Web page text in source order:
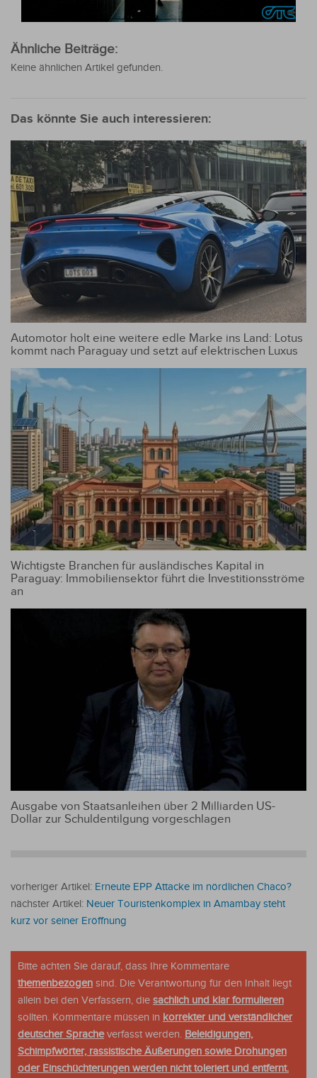
Ähnliche Beiträge:
Keine ähnlichen Artikel gefunden.
Das könnte Sie auch interessieren:
Automotor holt eine weitere edle Marke ins Land: Lotus
kommt nach Paraguay und setzt auf elektrischen Luxus
Wichtigste Branchen für ausländisches Kapital in
Paraguay: Immobiliensektor führt die Investitionsströme
an
Ausgabe von Staatsanleihen über 2 Milliarden US-
Dollar zur Schuldentilgung vorgeschlagen
vorheriger Artikel: Erneute EPP Attacke im nördlichen Chaco?
nächster Artikel: Neuer Touristenkomplex in Amambay steht
kurz vor seiner Eröffnung
Bitte achten Sie darauf, dass Ihre Kommentare
themenbezogen sind. Die Verantwortung für den Inhalt liegt
allein bei den Verfassern, die sachlich und klar formulieren
sollten. Kommentare müssen in korrekter und verständlicher
deutscher Spracheverfasst werden. Beleidigungen,
Schimpfwörter, rassistische Äußerungen sowie Drohungen
oder Einschüchterungen werden nicht toleriert und entfernt.